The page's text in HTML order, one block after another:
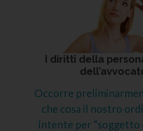
I diritti della
Occorre
che cosa il nostro
intente per “soggetto